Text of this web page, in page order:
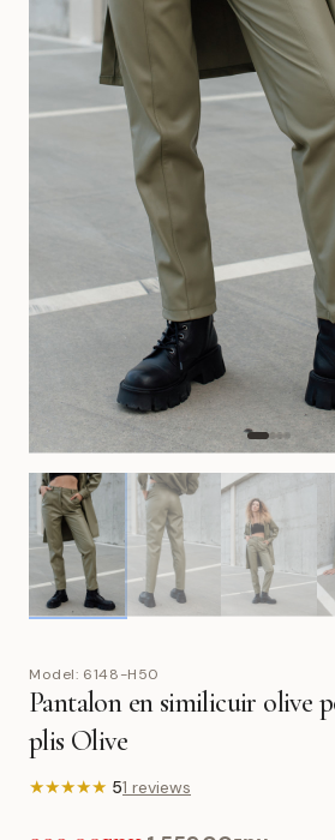
Model: 6148-H50
Pantalon en similicuir olive
plis Olive
★★★★★ 51 reviews